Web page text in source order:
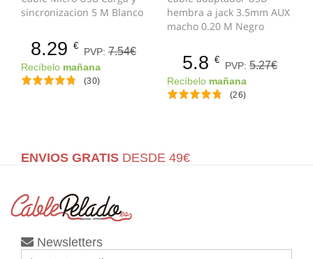
sincronizacion 5 M Blanco
8.29 €
PVP: 7.54€
Recíbelo mañana
(30)
hembra a jack 3.5mm AUX
macho 0.20 M Negro
5.8 €
PVP: 5.27€
Recíbelo mañana
(26)
ENVIOS GRATIS DESDE 49€
Newsletters